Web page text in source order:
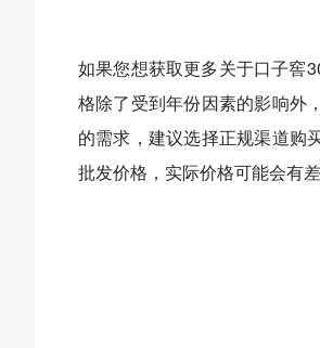
如果您想获取更多关于口子窖
格除了受到年份因素的影响外
的需求，建议选择正规渠道购
批发价格，实际价格可能会有